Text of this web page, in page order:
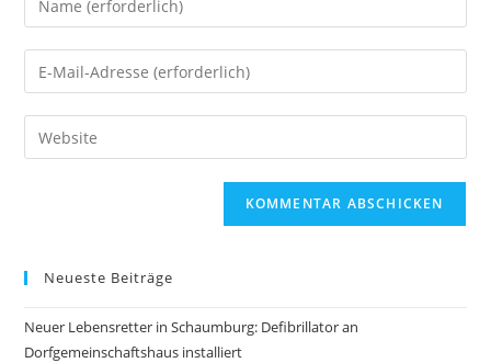
Neueste Beiträge
Neuer Lebensretter in Schaumburg: Defibrillator an
Dorfgemeinschaftshaus installiert